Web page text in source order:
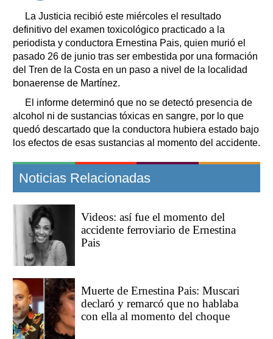
La Justicia recibió este miércoles el resultado
definitivo del examen toxicológico practicado a la
periodista y conductora Ernestina Pais, quien murió el
pasado 26 de junio tras ser embestida por una formación
del Tren de la Costa en un paso a nivel de la localidad
bonaerense de Martínez.
El informe determinó que no se detectó presencia de
alcohol ni de sustancias tóxicas en sangre, por lo que
quedó descartado que la conductora hubiera estado bajo
los efectos de esas sustancias al momento del accidente.
Noticias Relacionadas
Videos: así fue el momento del
accidente ferroviario de Ernestina
Pais
Muerte de Ernestina Pais: Muscari
declaró y remarcó que no hablaba
con ella al momento del choque